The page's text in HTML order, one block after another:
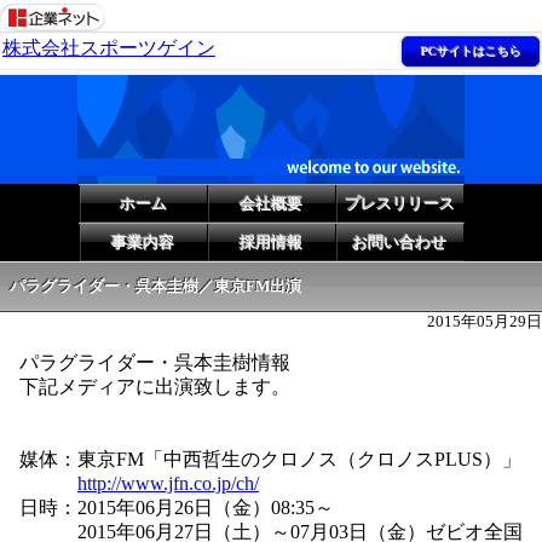
株式会社スポーツゲイン PCサイトはこちら
ホーム 会社概要 プレスリリース
事業内容 採用情報 お問い合わせ
パラグライダー・呉本圭樹／東京FM出演
2015年05月29日
パラグライダー・呉本圭樹情報
下記メディアに出演致します。
媒体：東京FM「中西哲生のクロノス（クロノスPLUS）」
http://www.jfn.co.jp/ch/
日時：2015年06月26日（金）08:35～
2015年06月27日（土）～07月03日（金）ゼビオ全国